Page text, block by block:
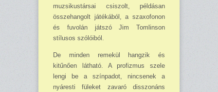
muzsikustársai csiszolt, példásan
összehangolt játékából, a szaxofonon
és fuvolán játszó Jim Tomlinson
stílusos szólóiból.
De minden remekül hangzik és
kitűnően látható. A profizmus szele
lengi be a színpadot, nincsenek a
nyáresti füleket zavaró disszonáns